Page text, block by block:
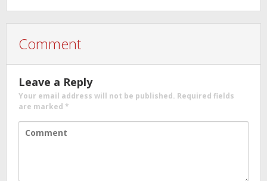
Comment
Leave a Reply
Your email address will not be published. Required fields
are marked *